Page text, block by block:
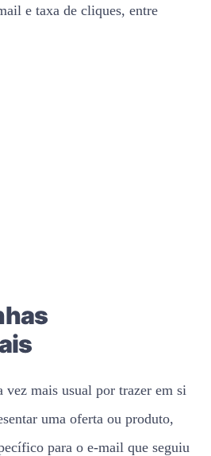
e taxa de cliques, entre
vez mais usual por trazer em si
uma oferta ou produto,
para o e-mail que seguiu